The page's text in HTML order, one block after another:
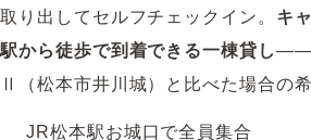
取り出してセルフチェックイン。 キ
駅から徒歩で到着できる一棟貸し――
Ⅱ（松本市井川城）と比べた場合の
JR松本駅お城口で全員集合